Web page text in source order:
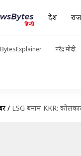
देश
नरेंद्र मोदी
/ LSG बनाम KKR: